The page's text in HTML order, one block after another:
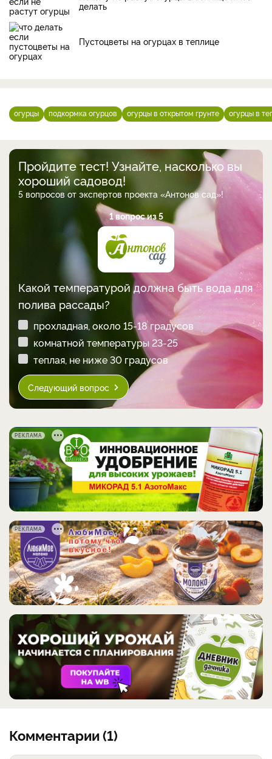
делать
Пустоцветы на огурцах в теплице
огурцы подкормка огурцов огурцы в открытом грунте огурцы в
Пройдите тест! Узнайте, насколько вы
хороший садовод!
5 вопросов от экспертов проекта «Антонов сад»!
1 вопрос из 5
Какой температурой должна быть вода для
полива рассады?
прохладная, около 15-18 градусов
комнатной температуры 23-25
теплая, не ниже 30 градусов
Следующий вопрос
РЕКЛАМА
РЕКЛАМА
Комментарии (1)